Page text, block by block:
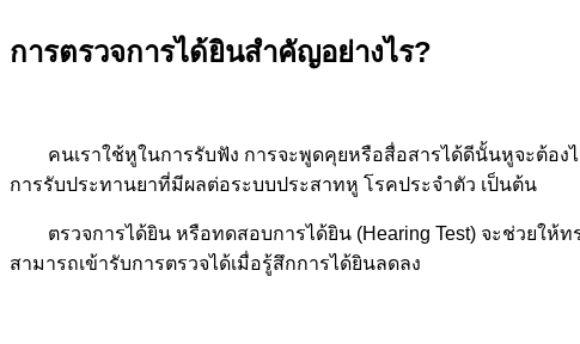
การตรวจการได้ยินสำคัญอย่างไร?
คนเราใช้หูในการรับฟัง การจะพูดคุยหรือสื่อสารได้ดีนั้นหูจะต้อง
การรับประทานยาที่มีผลต่อระบบประสาทหู โรคประจำตัว เป็นต้น
ตรวจการได้ยิน หรือทดสอบการได้ยิน (Hearing Test) จะช่วยใ
สามารถเข้ารับการตรวจได้เมื่อรู้สึกการได้ยินลดลง